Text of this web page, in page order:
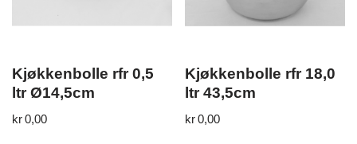
Kjøkkenbolle rfr 0,5
ltr Ø14,5cm
kr0,00
Kjøkkenbolle rfr 18,0
ltr 43,5cm
kr0,00